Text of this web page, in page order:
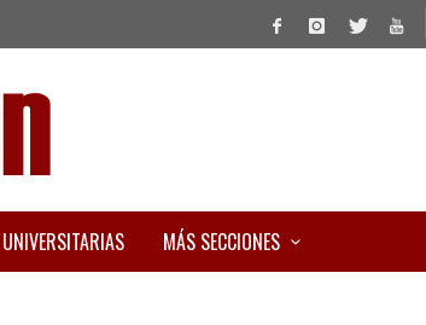
UNIVERSITARIAS MÁS SECCIONES